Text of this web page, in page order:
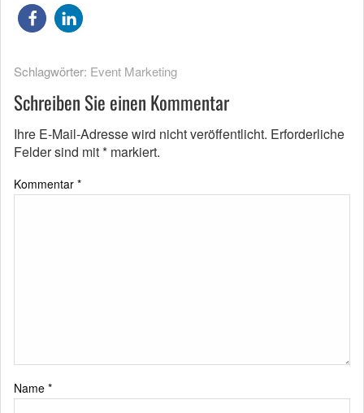
Schlagwörter: Event Marketing
Schreiben Sie einen Kommentar
Ihre E-Mail-Adresse wird nicht veröffentlicht. Erforderliche
Felder sind mit* markiert.
Kommentar *
Name *